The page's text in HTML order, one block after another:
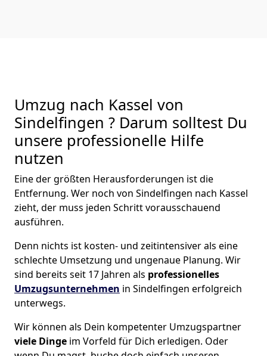
Umzug nach Kassel von
Sindelfingen ? Darum solltest Du
unsere professionelle Hilfe
nutzen
Eine der größten Herausforderungen ist die
Entfernung. Wer noch von Sindelfingen nach Kassel
zieht, der muss jeden Schritt vorausschauend
ausführen.
Denn nichts ist kosten- und zeitintensiver als eine
schlechte Umsetzung und ungenaue Planung. Wir
sind bereits seit 17 Jahren als professionelles
Umzugsunternehmen in Sindelfingen erfolgreich
unterwegs.
Wir können als Dein kompetenter Umzugspartner
viele Dinge im Vorfeld für Dich erledigen. Oder